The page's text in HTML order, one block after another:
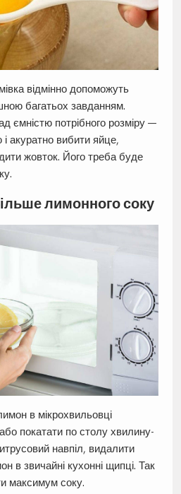
відмінно допоможуть
багатьох завданням.
ємністю потрібного розміру —
акуратно вибити яйце,
жовток. Його треба буде
лимонного соку
в мікрохвильовці
покатати по столу хвилину-
навпіл, видалити
в звичайні кухонні щипці. Так
максимум соку.